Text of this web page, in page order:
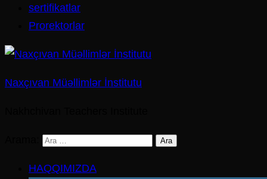
sertifikatlar
Prorektorlar
Naxçıvan Müəllimlər İnstitutu
HAQQIMIZDA